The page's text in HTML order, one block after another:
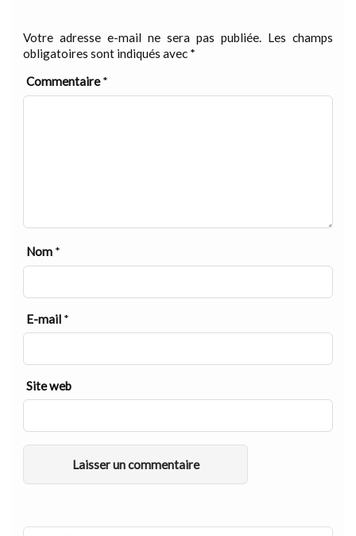
Votre adresse e-mail ne sera pas publiée. Les champs
obligatoires sont indiqués avec *
Commentaire*
Nom *
E-mail *
Site web